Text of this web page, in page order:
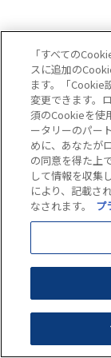
「すべての
スに追加の
ます。「Cookie
変更できます。
須のCookieを使
ータリーのパー
めに、あなたが
の同意を得た上
して情報を収集
により、記載さ
なされます。
プ